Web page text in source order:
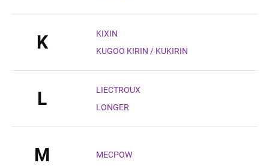
K
KIXIN
KUGOO KIRIN / KUKIRIN
L
LIECTROUX
LONGER
M MECPOW